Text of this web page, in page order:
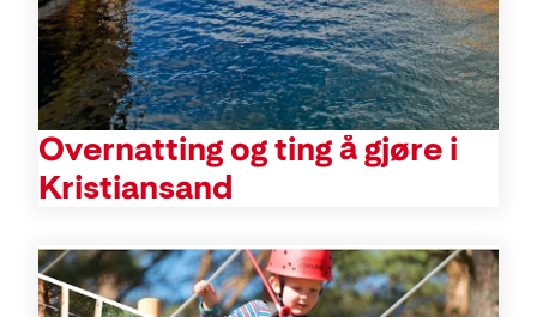
Overnatting og ting å gjøre i
Kristiansand